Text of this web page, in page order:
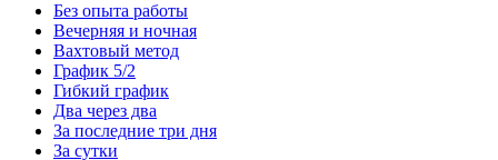
Без опыта работы
Вечерняя и ночная
Вахтовый метод
График 5/2
Гибкий график
Два через два
За последние три дня
За сутки